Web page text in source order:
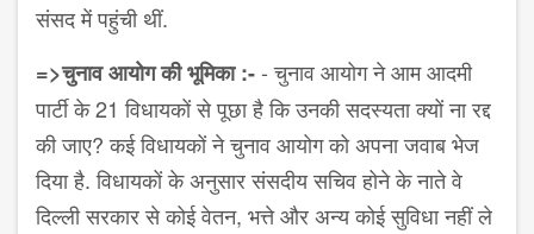
संसद में पहुंची थीं.
=>चुनाव आयोग की भूमिका :-- चुनाव आयोग ने आम आदमी
पार्टी के 21 विधायकों से पूछा है कि उनकी सदस्यता क्यों ना रद्द
की जाए? कई विधायकों ने चुनाव आयोग को अपना जवाब भेज
दिया है. विधायकों के अनुसार संसदीय सचिव होने के नाते वे
दिल्ली सरकार से कोई वेतन, भत्ते और अन्य कोई सुविधा नहीं ले